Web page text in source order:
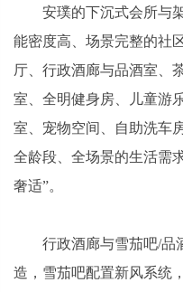
安璞的下沉式会所与
能密度高、场景完整的社
厅、行政酒廊与品酒室、
室、全明健身房、儿童游
室、宠物空间、自助洗车
全龄段、全场景的生活需
奢适”。
行政酒廊与雪茄吧/品
造，雪茄吧配置新风系统